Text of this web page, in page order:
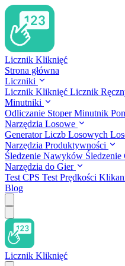
Licznik Kliknięć
Strona główna
Liczniki
Licznik Kliknięć Licznik
Minutniki
Odliczanie StoperMinutnik
Narzędzia Losowe
Generator Liczb Losowych
Narzędzia Produktywności
Śledzenie Nawyków Śledzenie
Narzędzia do Gier
Test CPS Test Prędkości
Blog
Licznik Kliknięć